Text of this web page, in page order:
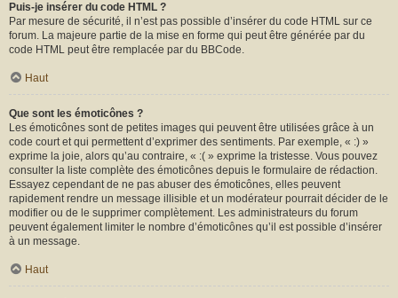
Puis-je insérer du code HTML ?
Par mesure de sécurité, il n’est pas possible d’insérer du code HTML sur ce
forum. La majeure partie de la mise en forme qui peut être générée par du
code HTML peut être remplacée par du BBCode.
Haut
Que sont les émoticônes ?
Les émoticônes sont de petites images qui peuvent être utilisées grâce à un
code court et qui permettent d’exprimer des sentiments. Par exemple, « :) »
exprime la joie, alors qu’au contraire, « :( » exprime la tristesse. Vous pouvez
consulter la liste complète des émoticônes depuis le formulaire de rédaction.
Essayez cependant de ne pas abuser des émoticônes, elles peuvent
rapidement rendre un message illisible et un modérateur pourrait décider de le
modifier ou de le supprimer complètement. Les administrateurs du forum
peuvent également limiter le nombre d’émoticônes qu’il est possible d’insérer
à un message.
Haut